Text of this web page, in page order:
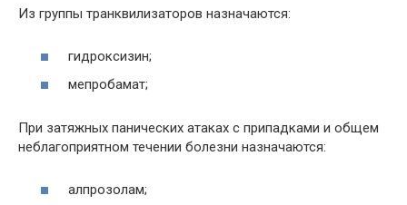
Из группы транквилизаторов назначаются:
гидроксизин;
мепробамат;
При затяжных панических атаках с припадками и общем
неблагоприятном течении болезни назначаются:
алпрозолам;